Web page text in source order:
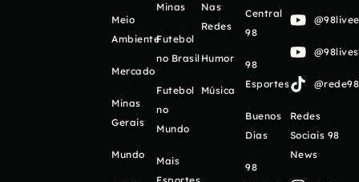
Meio
Ambiente
Mercado
Minas
Gerais
Mundo
Minas
Futebol
no Brasil
Futebol
no
Mundo
Mais
Nas
Redes
Humor
Música
Central
98
98
Esportes
Buenos
Días
98
Redes
Sociais 98
News